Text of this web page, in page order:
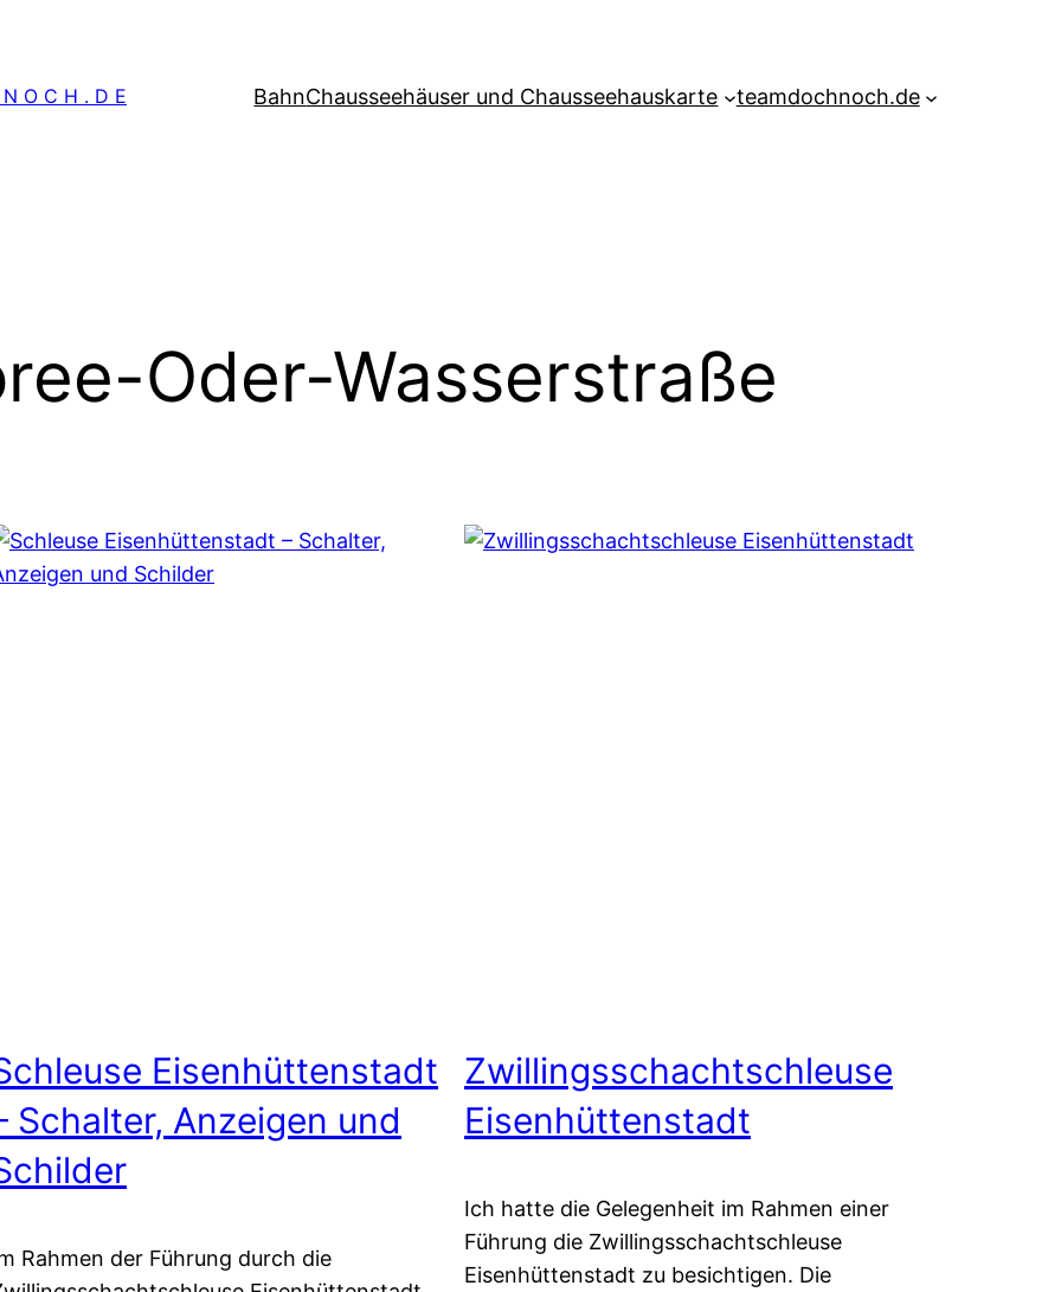
O C H . D E BahnChausseehäuser und Chausseehauskarte teamdochnoch.de
Oder-Wasserstraße
Eisenhüttenstadt
Schalter, Anzeigen und
Rahmen der Führung durch die
Zwillingsschachtschleuse
Eisenhüttenstadt
Ich hatte die Gelegenheit im Rahmen einer
Führung die Zwillingsschachtschleuse
Eisenhüttenstadt zu besichtigen. Die